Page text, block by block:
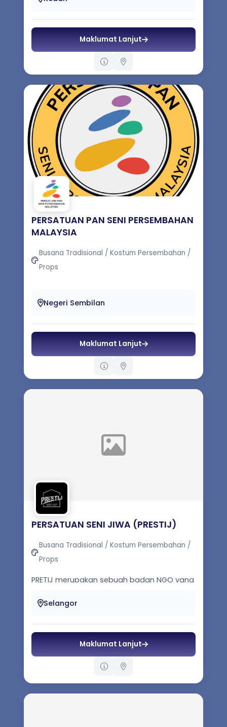
tahu...
Maklumat Lanjut
PERSATUAN PAN SENI PERSEMBAHAN
MALAYSIA
Busana Tradisional / Kostum Persembahan /
Props
Persembahan Malaysia (Pan Performing Art
Negeri Sembilan
Maklumat Lanjut
PERSATUAN SENI JIWA (PRESTIJ)
Busana Tradisional / Kostum Persembahan /
Props
PRETIJ merupakan sebuah badan NGO yang
dibawah satu bumbung. Diasaskan pada
Selangor
Maklumat Lanjut